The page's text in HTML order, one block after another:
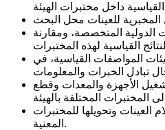
الدولية المتخصصة، ومقارنة
المواصفات القياسية، في
الأجهزة والمعدات وقطع
العينات وتحويلها للمختبرات
المعنية.